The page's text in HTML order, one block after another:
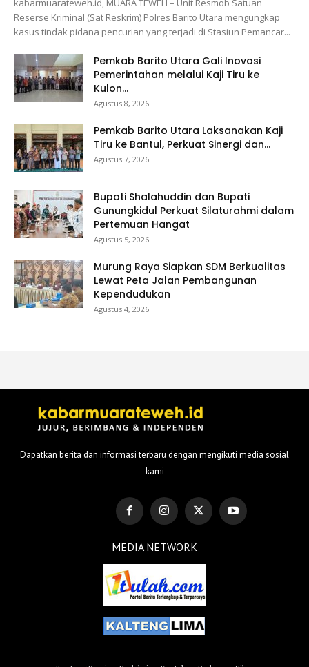
kabarmuarateweh.id, MUARA TEWEH – Unit Resmob Satuan
Reserse Kriminal (Sat Reskrim) Polres Barito Utara mengungkap
kasus tindak pidana pencurian yang terjadi di Stasiun Pemancar...
Pemkab Barito Utara Gali Inovasi
Pemerintahan melalui Kaji Tiru ke
Kulon...
Agustus 8, 2026
Pemkab Barito Utara Laksanakan Kaji
Tiru ke Bantul, Perkuat Sinergi dan...
Agustus 7, 2026
Bupati Shalahuddin dan Bupati
Gunungkidul Perkuat Silaturahmi dalam
Pertemuan Hangat
Agustus 5, 2026
Murung Raya Siapkan SDM Berkualitas
Lewat Peta Jalan Pembangunan
Kependudukan
Agustus 4, 2026
Dapatkan berita dan informasi terbaru dengan mengikuti media sosial
kami
MEDIA NETWORK